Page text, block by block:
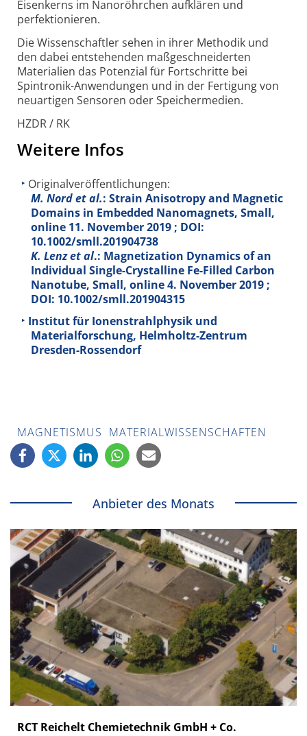
Eisenkerns im Nanoröhrchen aufklären und
perfektionieren.
Die Wissenschaftler sehen in ihrer Methodik und
den dabei entstehenden maßgeschneiderten
Materialien das Potenzial für Fortschritte bei
Spintronik-Anwendungen und in der Fertigung von
neuartigen Sensoren oder Speichermedien.
HZDR / RK
Weitere Infos
Originalveröffentlichungen:
M. Nord et al.: Strain Anisotropy and Magnetic
Domains in Embedded Nanomagnets, Small,
online 11. November 2019 ; DOI:
10.1002/smll.201904738
K. Lenz et al.: Magnetization Dynamics of an
Individual Single-Crystalline Fe-Filled Carbon
Nanotube, Small, online 4. November 2019 ;
DOI: 10.1002/smll.201904315
Institut für Ionenstrahlphysik und
Materialforschung, Helmholtz-Zentrum
Dresden-Rossendorf
MAGNETISMUS MATERIALWISSENSCHAFTEN
Anbieter des Monats
RCT Reichelt Chemietechnik GmbH + Co.